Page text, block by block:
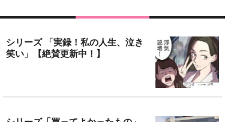
シリーズ 「実録！私の人生、泣き
笑い」【絶賛更新中！】